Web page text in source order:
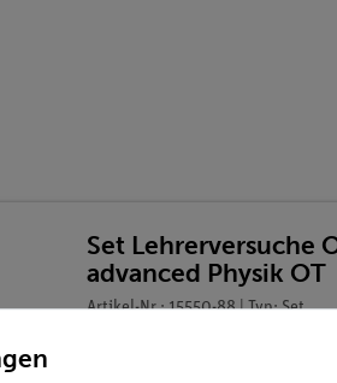
Set Lehrerversuche
advanced Physik OT
Artikel-Nr.: 15550-88 | Typ: Set